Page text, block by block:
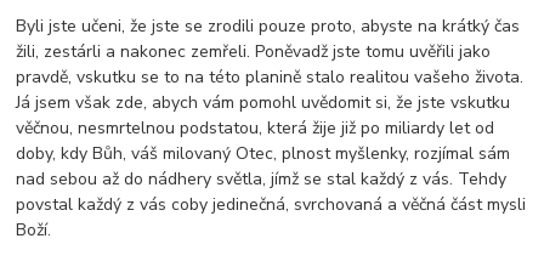
Byli jste učeni, že jste se zrodili pouze proto, abyste na krátký čas
žili, zestárli a nakonec zemřeli. Poněvadž jste tomu uvěřili jako
pravdě, vskutku se to na této planině stalo realitou vašeho života.
Já jsem však zde, abych vám pomohl uvědomit si, že jste vskutku
věčnou, nesmrtelnou podstatou, která žije již po miliardy let od
doby, kdy Bůh, váš milovaný Otec, plnost myšlenky, rozjímal sám
nad sebou až do nádhery světla, jímž se stal každý z vás. Tehdy
povstal každý z vás coby jedinečná, svrchovaná a věčná část mysli
Boží.